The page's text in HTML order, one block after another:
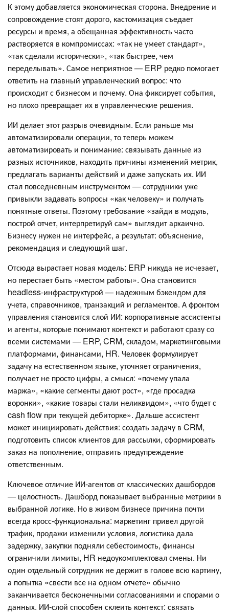
К этому добавляется экономическая сторона. Внедрение и
сопровождение стоят дорого, кастомизация съедает
ресурсы и время, а обещанная эффективность часто
растворяется в компромиссах: «так не умеет стандарт»,
«так сделали исторически», «так быстрее, чем
переделывать». Самое неприятное — ERP редко помогает
ответить на главный управленческий вопрос: что
происходит с бизнесом и почему. Она фиксирует события,
но плохо превращает их в управленческие решения.
ИИ делает этот разрыв очевидным. Если раньше мы
автоматизировали операции, то теперь можем
автоматизировать и понимание: связывать данные из
разных источников, находить причины изменений метрик,
предлагать варианты действий и даже запускать их. ИИ
стал повседневным инструментом — сотрудники уже
привыкли задавать вопросы «как человеку» и получать
понятные ответы. Поэтому требование «зайди в модуль,
построй отчет, интерпретируй сам» выглядит архаично.
Бизнесу нужен не интерфейс, а результат: объяснение,
рекомендация и следующий шаг.
Отсюда вырастает новая модель: ERP никуда не исчезает,
но перестает быть «местом работы». Она становится
headless-инфраструктурой — надежным бэкендом для
учета, справочников, транзакций и регламентов. А фронтом
управления становится слой ИИ: корпоративные ассистенты
и агенты, которые понимают контекст и работают сразу со
всеми системами — ERP, CRM, складом, маркетинговыми
платформами, финансами, HR. Человек формулирует
задачу на естественном языке, уточняет ограничения,
получает не просто цифры, а смысл: «почему упала
маржа», «какие сегменты дают рост», «где просадка
воронки», «какие товары стали неликвидом», «что будет с
cash flow при текущей дебиторке». Дальше ассистент
может инициировать действия: создать задачу в CRM,
подготовить список клиентов для рассылки, сформировать
заказ на пополнение, отправить предупреждение
ответственным.
Ключевое отличие ИИ-агентов от классических дашбордов
— целостность. Дашборд показывает выбранные метрики в
выбранной логике. Но в живом бизнесе причина почти
всегда кросс-функциональна: маркетинг привел другой
трафик, продажи изменили условия, логистика дала
задержку, закупки подняли себестоимость, финансы
ограничили лимиты, HR недоукомплектовал смены. Ни
один отдельный сотрудник не держит в голове всю картину,
а попытка «свести все на одном отчете» обычно
заканчивается бесконечными согласованиями и спорами о
данных. ИИ-слой способен склеить контекст: связать